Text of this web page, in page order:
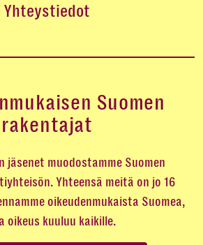
Yhteystiedot
Suomen
rakentajat
jäsenet muodostamme Suomen
Yhteensä meitä on jo 16
oikeudenmukaista Suomea,
oikeus kuuluu kaikille.